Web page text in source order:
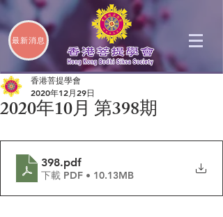
最新消息
2020年10月 第398期
香港菩提學會
2020年12月29日
398.pdf
下載 PDF • 10.13MB